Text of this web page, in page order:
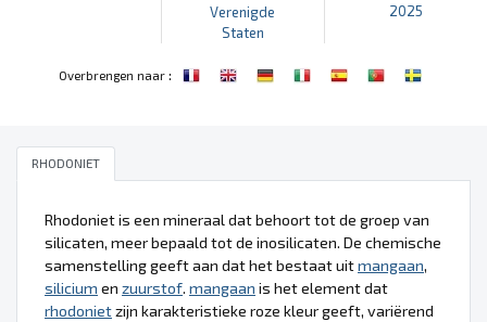
Verenigde
Staten
2025
Overbrengen naar:
RHODONIET
Rhodoniet is een mineraal dat behoort tot de groep van
silicaten, meer bepaald tot de inosilicaten. De chemische
samenstelling geeft aan dat het bestaat uitmangaan,
silicium en zuurstof. mangaan is het element dat
rhodonietzijn karakteristieke roze kleur geeft, variërend